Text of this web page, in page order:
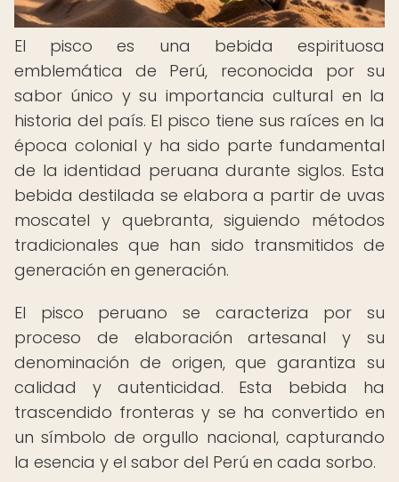
El pisco es una bebida espirituosa
emblemática de Perú, reconocida por su
sabor único y su importancia cultural en la
historia del país. El pisco tiene sus raíces en la
época colonial y ha sido parte fundamental
de la identidad peruana durante siglos. Esta
bebida destilada se elabora a partir de uvas
moscatel y quebranta, siguiendo métodos
tradicionales que han sido transmitidos de
generación en generación.
El pisco peruano se caracteriza por su
proceso de elaboración artesanal y su
denominación de origen, que garantiza su
calidad y autenticidad. Esta bebida ha
trascendido fronteras y se ha convertido en
un símbolo de orgullo nacional, capturando
la esencia y el sabor del Perú en cada sorbo.